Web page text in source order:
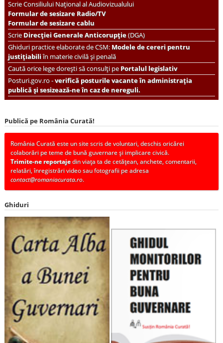
Scrie Consiliului Național al Audiovizualului
Formular de sesizare Radio/TV
Formular de sesizare cablu
ScrieDirecției Generale Anticorupție(DGA)
Ghiduri practice elaborate de CSM: Modele de cereri pentru
justițiabiliîn materie civilă și penală
Caută orice lege dorești să consulți pePortalul legislativ
Posturi.gov.ro -verifică posturile vacante în administrația
publică și sesizează-ne în caz de nereguli.
Publică pe România Curată!
România Curată este un site scris de voluntari, deschis oricărei
colaborări pe teme de bună guvernare și implicare civică.
Trimite-ne reportajedin viața ta de cetățean, anchete, comentarii,
relatări, înregistrări video sau fotografii pe adresa
contact@romaniacurata.ro.
Ghiduri